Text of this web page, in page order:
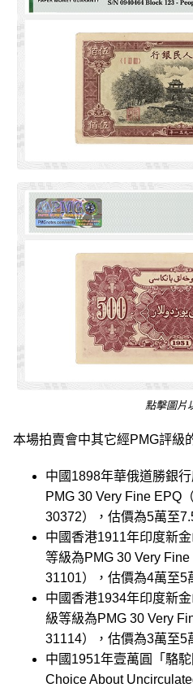
點擊圖片
本場拍賣會中其它經PMG評級
中國1898年華俄道勝銀
PMG 30 Very Fine EPQ
30372），估價為5萬至
中國香港1911年印度新
等級為PMG 30 Very
31101），估價為4萬至5
中國香港1934年印度新
級等級為PMG 30 Very
31114），估價為3萬至5
中國1951年壹萬圓「駱
Choice About